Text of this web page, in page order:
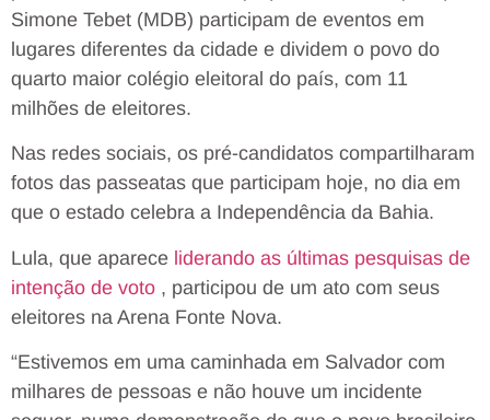
Simone Tebet (MDB) participam de eventos em
lugares diferentes da cidade e dividem o povo do
quarto maior colégio eleitoral do país, com 11
milhões de eleitores.
Nas redes sociais, os pré-candidatos compartilharam
fotos das passeatas que participam hoje, no dia em
que o estado celebra a Independência da Bahia.
Lula, que aparece liderando as últimas pesquisas de
intenção de voto , participou de um ato com seus
eleitores na Arena Fonte Nova.
“Estivemos em uma caminhada em Salvador com
milhares de pessoas e não houve um incidente